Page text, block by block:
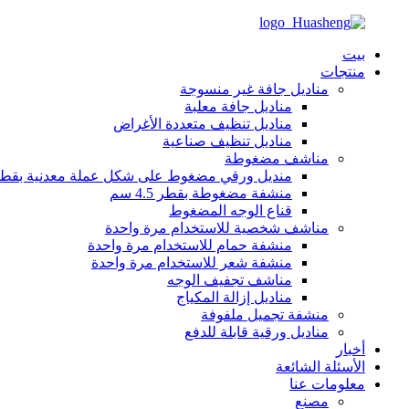
بيت
منتجات
مناديل جافة غير منسوجة
مناديل جافة معلبة
مناديل تنظيف متعددة الأغراض
مناديل تنظيف صناعية
مناشف مضغوطة
منديل ورقي مضغوط على شكل عملة معدنية بقطر 2
منشفة مضغوطة بقطر 4.5 سم
قناع الوجه المضغوط
مناشف شخصية للاستخدام مرة واحدة
منشفة حمام للاستخدام مرة واحدة
منشفة شعر للاستخدام مرة واحدة
مناشف تجفيف الوجه
مناديل إزالة المكياج
منشفة تجميل ملفوفة
مناديل ورقية قابلة للدفع
أخبار
الأسئلة الشائعة
معلومات عنا
مصنع